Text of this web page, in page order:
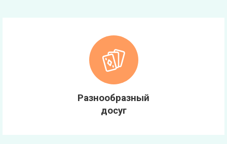
Разнообразный
досуг